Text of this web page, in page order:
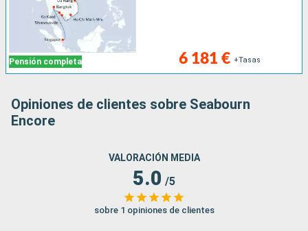
Pensión completa 6 181 € +Tasas
Opiniones de clientes sobre Seabourn
Encore
VALORACIÓN MEDIA
5.0 /5
sobre 1 opiniones de clientes